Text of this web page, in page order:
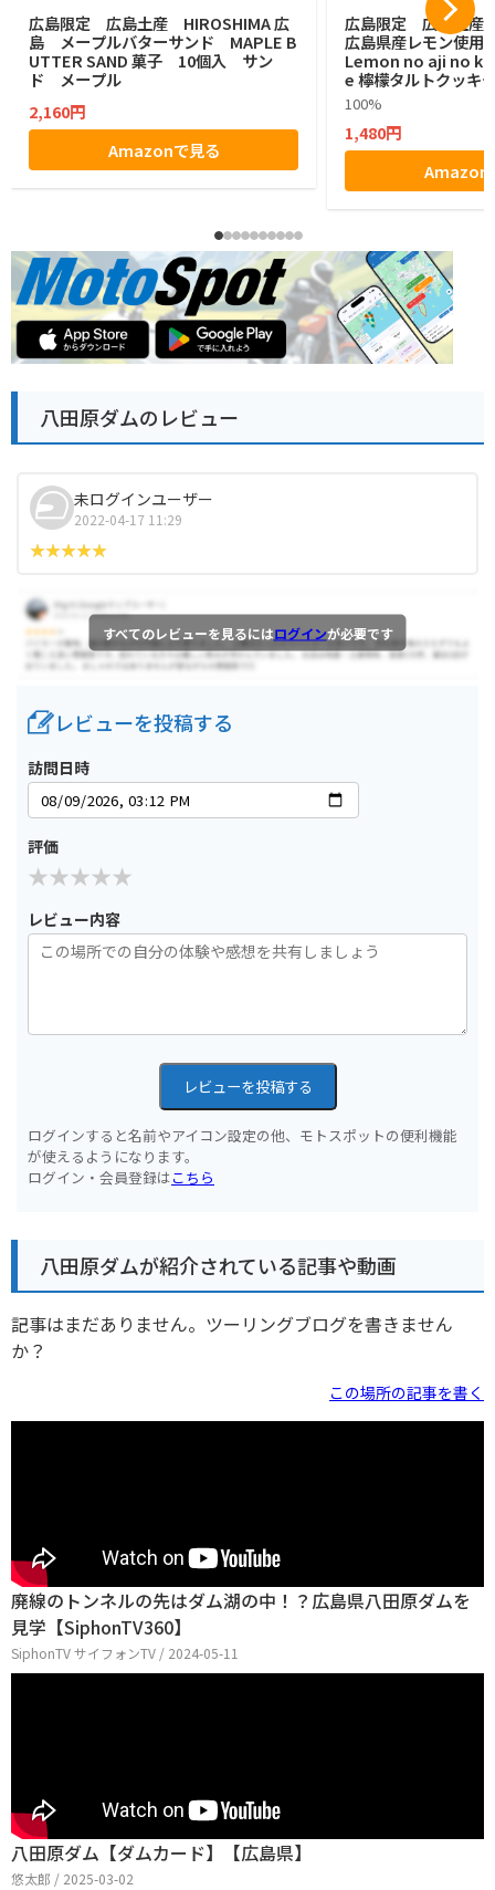
広島限定 広島土産 HIROSHIMA 広
島 メープルバターサンド MAPLE B
UTTER SAND 菓子 10個入 サン
ド メープル
2,160円
Amazonで見る
広島限定 広島土
広島県産レモン使
Lemon no aji no
e 檸檬タルトクッ
個
100%
1,480円
Amazon
八田原ダムのレビュー
未ログインユーザー
2022-04-17 11:29
すべてのレビューを見るにはログインが必要です
レビューを投稿する
訪問日時
評価
レビュー内容
レビューを投稿する
ログインすると名前やアイコン設定の他、モトスポットの便利機能
が使えるようになります。
ログイン・会員登録はこちら
八田原ダムが紹介されている記事や動画
記事はまだありません。ツーリングブログを書きません
か？
この場所の記事を書く
廃線のトンネルの先はダム湖の中！？広島県八田原ダムを
見学【SiphonTV360】
SiphonTV サイフォンTV / 2024-05-11
八田原ダム【ダムカード】【広島県】
悠太郎 / 2025-03-02